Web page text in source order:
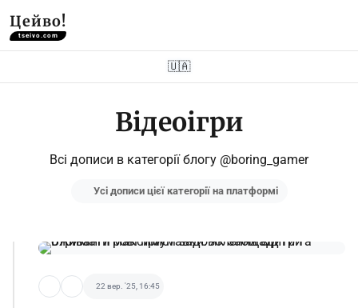
Цейво!
tseivo.com
🇺🇦
Відеоігри
Всі дописи в категорії блогу @boring_gamer
Усі дописи цієї категорії на платформі
22 вер. '25, 16:45